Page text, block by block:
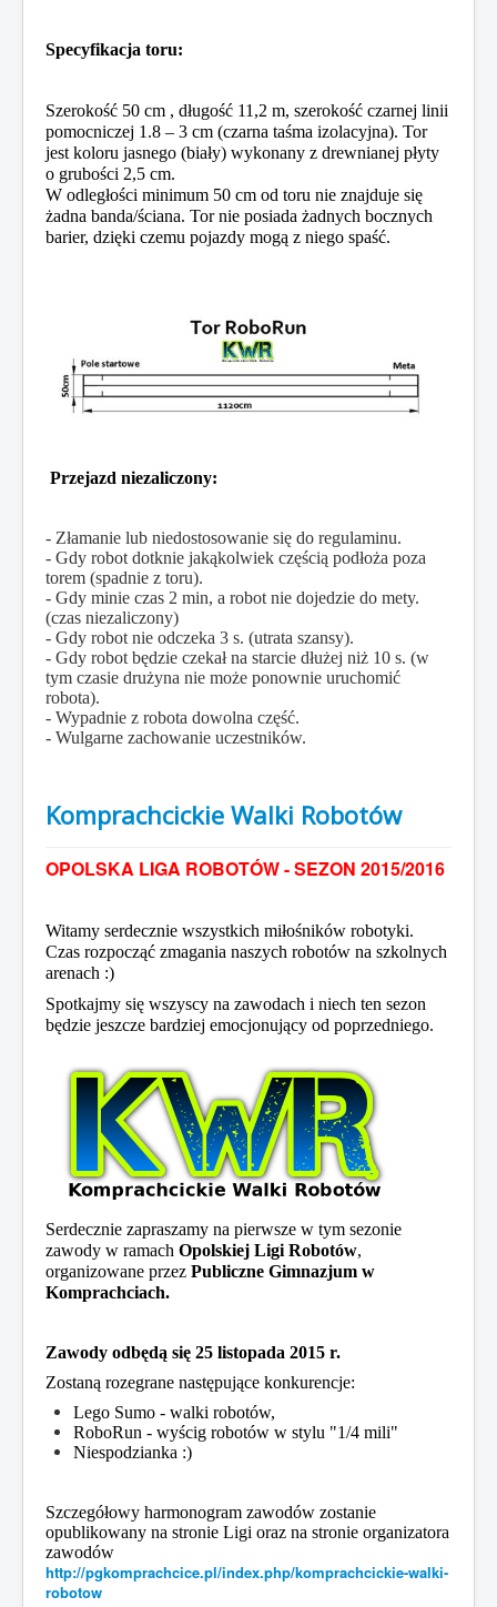
Specyfikacja toru:
Szerokość 50 cm , długość 11,2 m, szerokość czarnej linii
pomocniczej 1.8 – 3 cm (czarna taśma izolacyjna). Tor
jest koloru jasnego (biały) wykonany z drewnianej płyty
o grubości 2,5 cm.
W odległości minimum 50 cm od toru nie znajduje się
żadna banda/ściana. Tor nie posiada żadnych bocznych
barier, dzięki czemu pojazdy mogą z niego spaść.
Przejazd niezaliczony:
- Złamanie lub niedostosowanie się do regulaminu.
- Gdy robot dotknie jakąkolwiek częścią podłoża poza
torem (spadnie z toru).
- Gdy minie czas 2 min, a robot nie dojedzie do mety.
(czas niezaliczony)
- Gdy robot nie odczeka 3 s. (utrata szansy).
- Gdy robot będzie czekał na starcie dłużej niż 10 s. (w
tym czasie drużyna nie może ponownie uruchomić
robota).
- Wypadnie z robota dowolna część.
- Wulgarne zachowanie uczestników.
Komprachcickie Walki Robotów
OPOLSKA LIGA ROBOTÓW - SEZON 2015/2016
Witamy serdecznie wszystkich miłośników robotyki.
Czas rozpocząć zmagania naszych robotów na szkolnych
arenach :)
Spotkajmy się wszyscy na zawodach i niech ten sezon
będzie jeszcze bardziej emocjonujący od poprzedniego.
Serdecznie zapraszamy na pierwsze w tym sezonie
zawody w ramach Opolskiej Ligi Robotów,
organizowane przez Publiczne Gimnazjum w
Komprachciach.
Zawody odbędą się 25 listopada 2015 r.
Zostaną rozegrane następujące konkurencje:
Lego Sumo - walki robotów,
RoboRun - wyścig robotów w stylu "1/4 mili"
Niespodzianka :)
Szczegółowy harmonogram zawodów zostanie
opublikowany na stronie Ligi oraz na stronie organizatora
zawodów
http://pgkomprachcice.pl/index.php/komprachcickie-walki-
robotow